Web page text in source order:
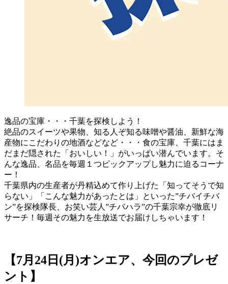
逸品の宝庫・・・千葉を探検しよう！
絶品のスイーツや果物、知る人ぞ知る味噌や醤油、新鮮な海
産物にこだわりの地酒などなど・・・食の宝庫、千葉にはま
だまだ隠された「おいしい！」がいっぱい潜んでいます。そ
んな逸品、名品を毎週１つピックアップし魅力に迫るコーナ
ー！
千葉県内の生産者が丹精込めて作り上げた「知ってそうで知
らない」「こんな魅力があったとは」といった”チバイチバ
ン”を探検隊長、お笑い芸人”チバハラ”の千葉宗幸が徹底リ
サーチ！毎週その魅力を生放送でお届けしちゃいます！
【7月24日(月)オンエア、今回のプレゼ
ント】